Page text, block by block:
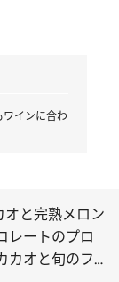
ワインに合わ
オと完熟メロン
レートのプロ
カオと旬のフ